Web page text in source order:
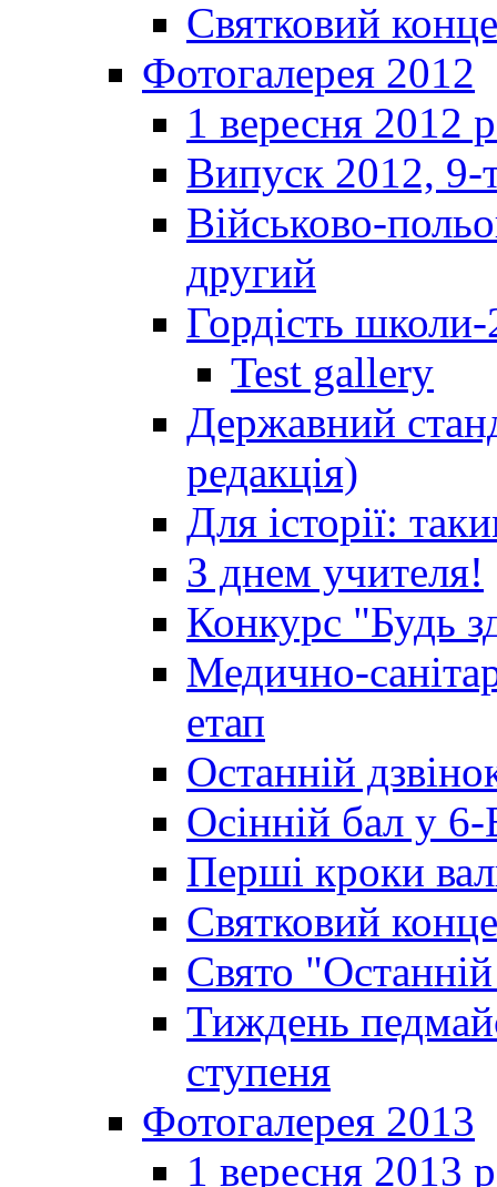
Святковий
Фотогалерея 2012
1 вересня 2012
Випуск 2012, 9-
Військово-
другий
Гордість
Test gallery
Державний
редакція)
Для історії:
З днем учителя!
Конкурс "Будь
Медично-
етап
Останній
Осінній бал у 6-
Перші кроки
Святковий
Свято
Тиждень
ступеня
Фотогалерея 2013
1 вересня 2013